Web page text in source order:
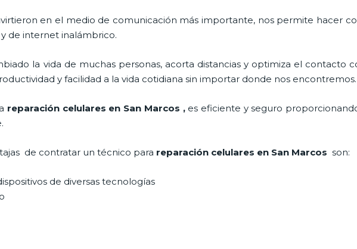
en el medio de comunicación más importante, nos permite hacer
de internet inalámbrico.
la vida de muchas personas, acorta distancias y optimiza el contacto
y facilidad a la vida cotidiana sin importar donde nos encontremos.
reparación celulares en San Marcos ,es eficiente y seguro
de contratar un técnico para reparación celulares en San Marcosson:
de diversas tecnologías